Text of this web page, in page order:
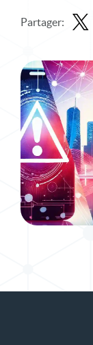
Partager: